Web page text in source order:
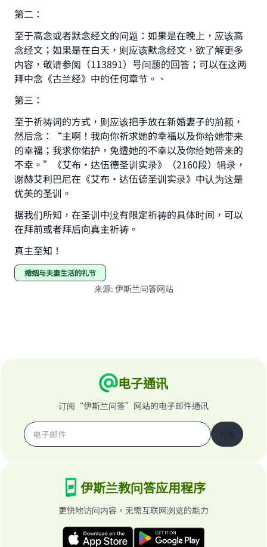
第二：
至于高念或者默念经文的问题：如果是在晚上，应该高
念经文；如果是在白天，则应该默念经文，欲了解更多
内容，敬请参阅（113891）号问题的回答；可以在这两
拜中念《古兰经》中的任何章节。、
第三：
至于祈祷词的方式，则应该把手放在新婚妻子的前额，
然后念：“主啊！我向你祈求她的幸福以及你给她带来
的幸福；我求你佑护，免遭她的不幸以及你给她带来的
不幸。”《艾布•达伍德圣训实录》（2160段）辑录，
谢赫艾利巴尼在《艾布•达伍德圣训实录》中认为这是
优美的圣训。
据我们所知，在圣训中没有限定祈祷的具体时间，可以
在拜前或者拜后向真主祈祷。
真主至知！
婚姻与夫妻生活的礼节
来源: 伊斯兰问答网站
电子通讯
订阅“伊斯兰问答”网站的电子邮件通讯
伊斯兰教问答应用程序
更快地访问内容，无需互联网浏览的能力
Support IslamQA